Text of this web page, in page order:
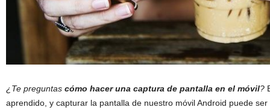
¿Te preguntas cómo hacer una captura de pantalla en el móvil?
aprendido, y capturar la pantalla de nuestro móvil Android puede